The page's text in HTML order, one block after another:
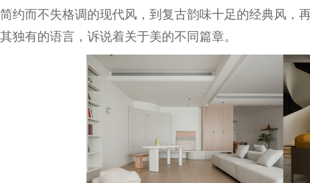
简约而不失格调的现代风，到复古韵味十足的经典风
其独有的语言，诉说着关于美的不同篇章。